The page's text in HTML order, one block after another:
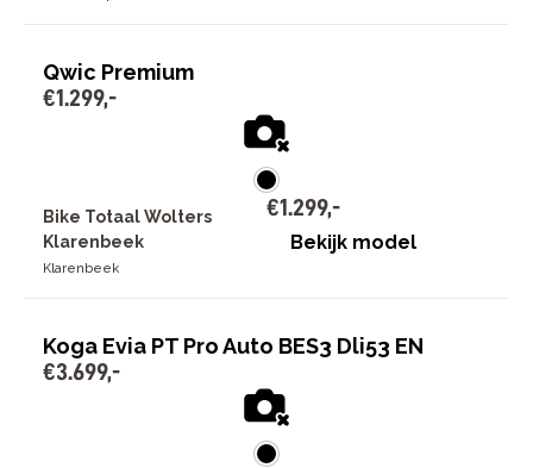
Qwic Premium
€1 .299,-
Bike Totaal Wolters
Klarenbeek
Klarenbeek
€1 .299,-
Bekijk model
Koga Evia PT Pro Auto BES3 Dli53 EN
€3.699,-